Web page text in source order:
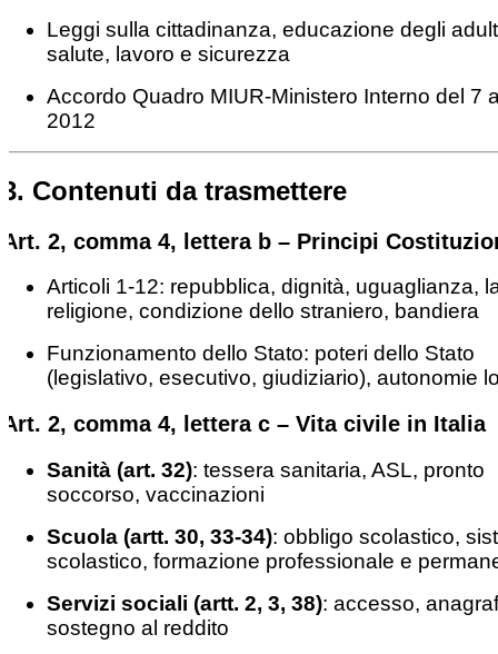
Leggi sulla cittadinanza, educazione degli
salute, lavoro e sicurezza
Accordo Quadro MIUR-Ministero Interno del 7
2012
3. Contenuti da trasmettere
Art. 2, comma 4, lettera b – Principi
Articoli 1-12: repubblica, dignità, uguaglianza,
religione, condizione dello straniero, bandiera
Funzionamento dello Stato: poteri dello Stato
(legislativo, esecutivo, giudiziario), autonomie
Art. 2, comma 4, lettera c – Vita civile in Italia
Sanità (art. 32): tessera sanitaria, ASL, pronto
soccorso, vaccinazioni
Scuola (artt. 30, 33-34): obbligo scolastico,
scolastico, formazione professionale e
Servizi sociali (artt. 2, 3, 38): accesso,
sostegno al reddito